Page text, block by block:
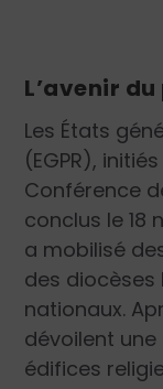
L’avenir
Les États
(EGPR),
Conférence
conclus le 18
a mobilisé
des diocèses
nationaux.
dévoilent une
édifices